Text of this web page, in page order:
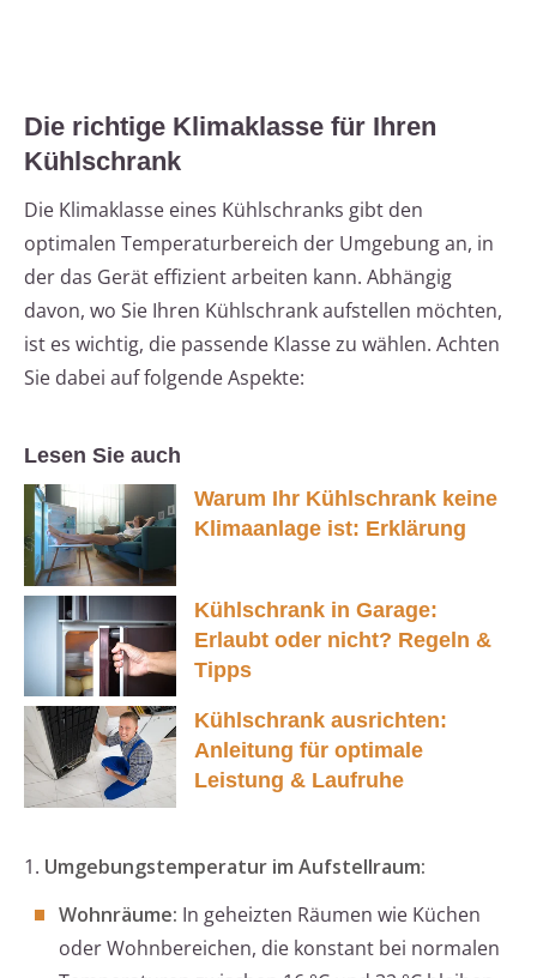
Die richtige Klimaklasse für Ihren
Kühlschrank
Die Klimaklasse eines Kühlschranks gibt den
optimalen Temperaturbereich der Umgebung an, in
der das Gerät effizient arbeiten kann. Abhängig
davon, wo Sie Ihren Kühlschrank aufstellen möchten,
ist es wichtig, die passende Klasse zu wählen. Achten
Sie dabei auf folgende Aspekte:
Lesen Sie auch
Warum Ihr Kühlschrank keine
Klimaanlage ist: Erklärung
Kühlschrank in Garage:
Erlaubt oder nicht? Regeln &
Tipps
Kühlschrank ausrichten:
Anleitung für optimale
Leistung & Laufruhe
1. Umgebungstemperatur im Aufstellraum:
Wohnräume: In geheizten Räumen wie Küchen
oder Wohnbereichen, die konstant bei normalen